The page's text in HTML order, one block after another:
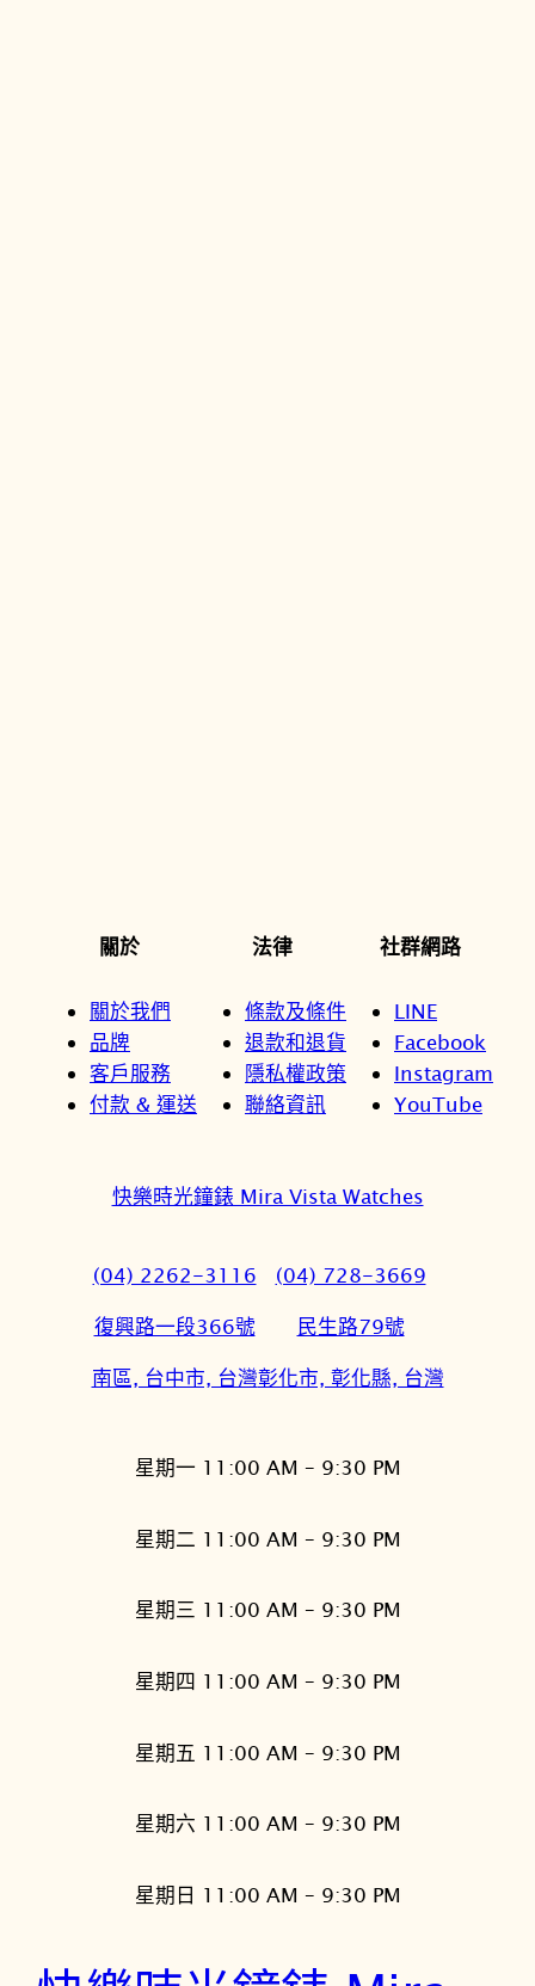
關於
關於我們
品牌
客戶服務
付款 & 運送
法律
條款及條件
退款和退貨
隱私權政策
聯絡資訊
社群網路
LINE
Facebook
Instagram
YouTube
快樂時光鐘錶 Mira Vista Watches
(04) 2262-3116
復興路一段366號
南區, 台中市, 台灣
(04) 728-3669
民生路79號
彰化市, 彰化縣, 台灣
星期一 11:00 AM – 9:30 PM
星期二 11:00 AM – 9:30 PM
星期三 11:00 AM – 9:30 PM
星期四 11:00 AM – 9:30 PM
星期五 11:00 AM – 9:30 PM
星期六 11:00 AM – 9:30 PM
星期日 11:00 AM – 9:30 PM